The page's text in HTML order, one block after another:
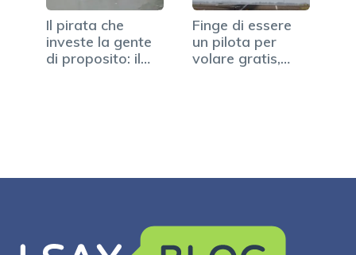
Il pirata che
investe la gente
di proposito: il
Finge di essere
un pilota per
volare gratis,